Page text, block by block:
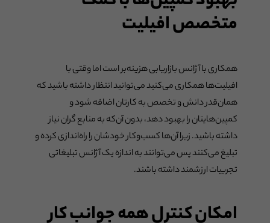
متخصص افیلیت
همکاری با آژانس بازاریابی هزینه‌بر است اما وقتی با
افیلیت‌ها همکاری می‌کنید می‌توانید انتظار داشته باشید که
همان‌قدر دانش و تخصص به کارتان اضافه شود و
کمپین‌هایتان را بهبود دهد، بدون آن‌که به منابع گران نیاز
داشته باشید. زیرا آن‌ها کسب‌وکار خودشان را راه‌اندازی کرده و
تبلیغ می‌کنند پس می‌توانند به اندازه یک آژانس تبلیغاتی
تجربیات ارزشمند داشته باشند.
امکان کنترل همه جوانب کار